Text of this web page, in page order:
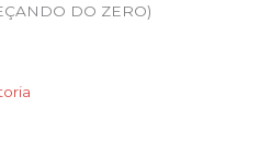
DO ZERO)